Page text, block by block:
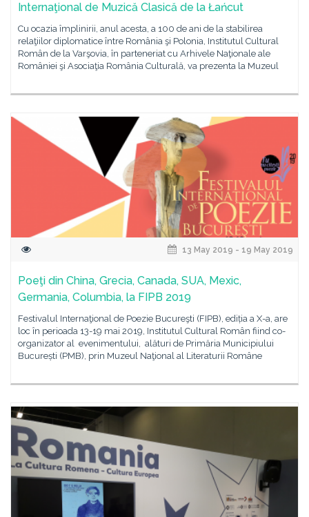
Internaţional de Muzică Clasică de la Łańcut
Cu ocazia împlinirii, anul acesta, a 100 de ani de la stabilirea
relaţiilor diplomatice între România şi Polonia, Institutul Cultural
Român de la Varşovia, în parteneriat cu Arhivele Naţionale ale
României şi Asociaţia România Culturală, va prezenta la Muzeul
13 May 2019 - 19 May 2019
Poeţi din China, Grecia, Canada, SUA, Mexic,
Germania, Columbia, la FIPB 2019
Festivalul Internaţional de Poezie Bucureşti (FIPB), ediția a X-a, are
loc în perioada 13-19 mai 2019, Institutul Cultural Român fiind co-
organizator al evenimentului, alături de Primăria Municipiului
București (PMB), prin Muzeul Naţional al Literaturii Române